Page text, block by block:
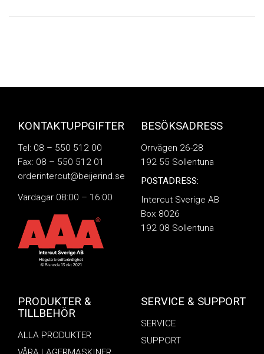
KONTAKTUPPGIFTER
Tel: 08 – 550 512 00
Fax: 08 – 550 512 01
orderintercut@beijerind.se
Vardagar 08:00 – 16:00
BESÖKSADRESS
Orrvägen 26-28
192 55 Sollentuna
POSTADRESS:
Intercut Sverige AB
Box 8026
192 08 Sollentuna
PRODUKTER &
TILLBEHÖR
ALLA PRODUKTER
SERVICE & SUPPORT
SERVICE
SUPPORT